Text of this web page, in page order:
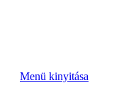
Menü kinyitása